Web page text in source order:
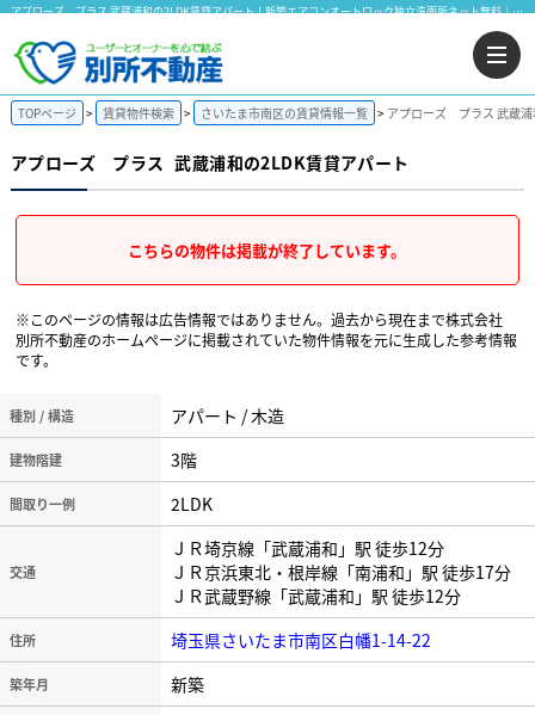
アプローズ プラス 武蔵浦和の2LDK賃貸アパート！新築エアコンオートロック独立洗面所ネット無料｜株式会社 別所不動産
TOPページ 賃貸物件検索 さいたま市南区の賃貸情報一覧 アプローズ プラス 武蔵浦
アプローズ プラス 武蔵浦和の2LDK賃貸アパート
こちらの物件は掲載が終了しています。
※このページの情報は広告情報ではありません。過去から現在まで株式会社
別所不動産のホームぺージに掲載されていた物件情報を元に生成した参考情報
です。
種別 / 構造 アパート / 木造
建物階建 3階
間取り一例 2LDK
交通
ＪＲ埼京線「武蔵浦和」駅 徒歩12分
ＪＲ京浜東北・根岸線「南浦和」駅 徒歩17分
ＪＲ武蔵野線「武蔵浦和」駅 徒歩12分
住所 埼玉県さいたま市南区白幡1-14-22
築年月 新築